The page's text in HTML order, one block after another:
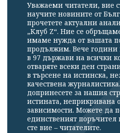
Уважаеми читатели, вие
научите новините от
прочетете актуални
„Клуб Z“. Ние се
имаме нужда от вашата
продължим. Вече години
в 97 държави на всички
отваряте всеки ден
в търсене на истинска,
качествена
допринесете за нашия
истината, неприкривана
зависимости. Можете да
единственият
сте вие – читателите.